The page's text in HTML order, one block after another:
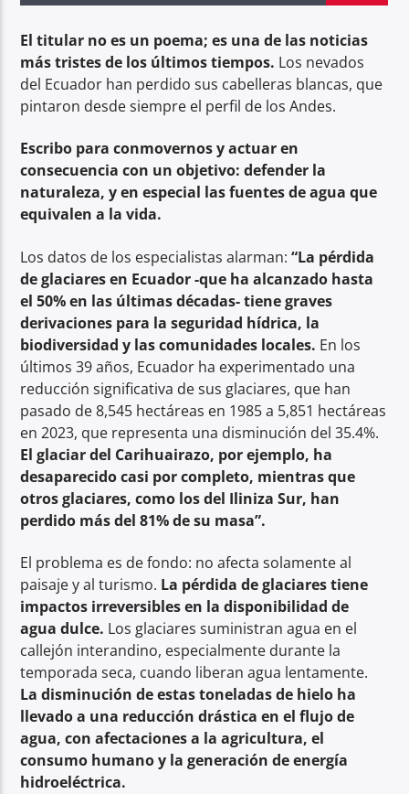
Radio hola
El titular no es un poema; es una de las noticias
más tristes de los últimos tiempos. Los nevados
del Ecuador han perdido sus cabelleras blancas, que
pintaron desde siempre el perfil de los Andes.
Escribo para conmovernos y actuar en
consecuencia con un objetivo: defender la
naturaleza, y en especial las fuentes de agua que
equivalen a la vida.
Los datos de los especialistas alarman:“La pérdida
de glaciares en Ecuador -que ha alcanzado hasta
el 50% en las últimas décadas- tiene graves
derivaciones para la seguridad hídrica, la
biodiversidad y las comunidades locales. En los
últimos 39 años, Ecuador ha experimentado una
reducción significativa de sus glaciares, que han
pasado de 8,545 hectáreas en 1985 a 5,851 hectáreas
en 2023, que representa una disminución del 35.4%.
El glaciar del Carihuairazo, por ejemplo, ha
desaparecido casi por completo, mientras que
otros glaciares, como los del Iliniza Sur, han
perdido más del 81% de su masa”.
El problema es de fondo: no afecta solamente al
paisaje y al turismo. La pérdida de glaciares tiene
impactos irreversibles en la disponibilidad de
agua dulce. Los glaciares suministran agua en el
callejón interandino, especialmente durante la
temporada seca, cuando liberan agua lentamente.
La disminución de estas toneladas de hielo ha
llevado a una reducción drástica en el flujo de
agua, con afectaciones a la agricultura, el
consumo humano y la generación de energía
hidroeléctrica.